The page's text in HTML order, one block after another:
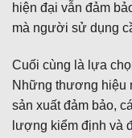
hiện đại vẫn đảm
mà người sử dụng
Cuối cùng là lựa
Những thương hiệu
sản xuất đảm bảo,
lượng kiểm định và